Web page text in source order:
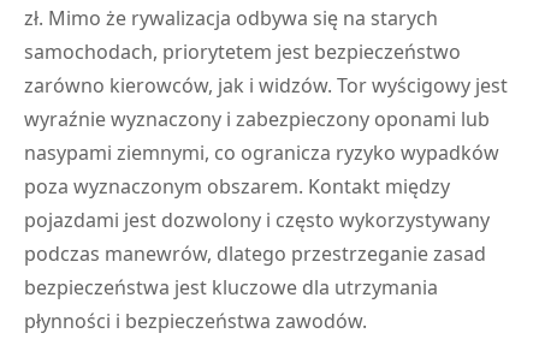
zł. Mimo że rywalizacja odbywa się na starych
samochodach, priorytetem jest bezpieczeństwo
zarówno kierowców, jak i widzów. Tor wyścigowy jest
wyraźnie wyznaczony i zabezpieczony oponami lub
nasypami ziemnymi, co ogranicza ryzyko wypadków
poza wyznaczonym obszarem. Kontakt między
pojazdami jest dozwolony i często wykorzystywany
podczas manewrów, dlatego przestrzeganie zasad
bezpieczeństwa jest kluczowe dla utrzymania
płynności i bezpieczeństwa zawodów.